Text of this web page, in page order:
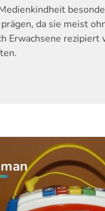
da sie meist
Erwachsene rezipiert